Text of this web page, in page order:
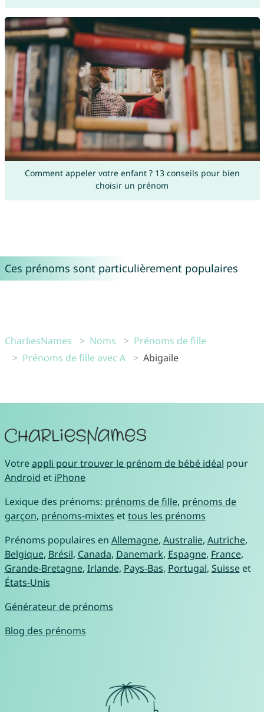
Comment appeler votre enfant ? 13 conseils pour bien
choisir un prénom
Ces prénoms sont particulièrement populaires
CharliesNames Noms
Prénoms de fille
Prénoms de fille avec A
Abigaile
Votreappli pour trouver le prénom de bébé idéal pour
Android et iPhone
Lexique des prénoms: prénoms de fille, prénoms de
garçon, prénoms-mixtes ettous les prénoms
Prénoms populaires en Allemagne, Australie, Autriche,
Belgique, Brésil, Canada, Danemark, Espagne, France,
Grande-Bretagne, Irlande, Pays-Bas, Portugal, Suisseet
États-Unis
Générateur de prénoms
Blog des prénoms